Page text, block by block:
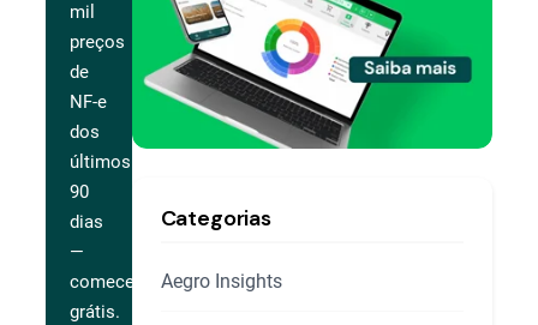
mil
preços
de
NF-e
dos
últimos
90
dias
—
comece
grátis.
Categorias
Aegro Insights